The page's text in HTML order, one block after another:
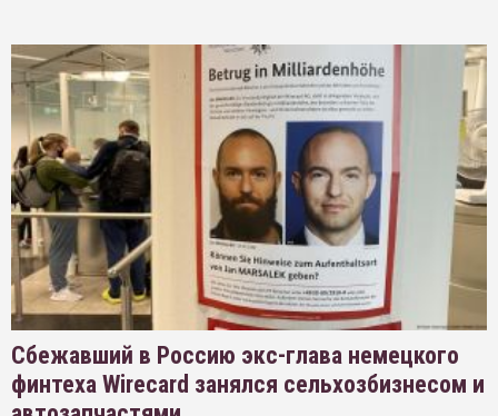
Сбежавший в Россию экс-глава немецкого
финтеха Wirecard занялся сельхозбизнесом и